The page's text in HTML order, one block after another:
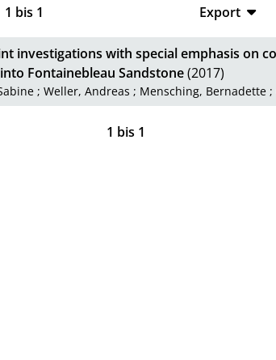
1 bis 1
Export
CSV
RIS
XML
investigations with special emphasis on
Fontainebleau Sandstone(2017)
;Weller, Andreas ; Mensching, Bernadette ;
1 bis 1